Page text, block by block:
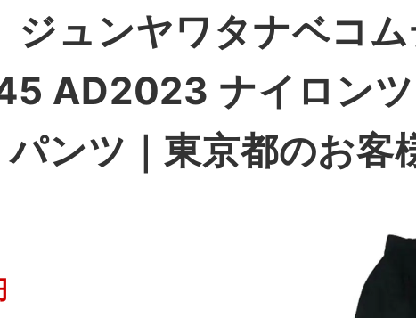
ジュンヤワタナベコ
AD2023 ナイロン
ンツ ｜東京都のお客